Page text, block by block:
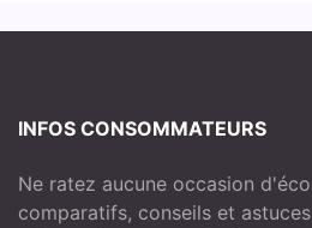
INFOS CONSOMMATEURS
Ne ratez aucune occasion
comparatifs, conseils et